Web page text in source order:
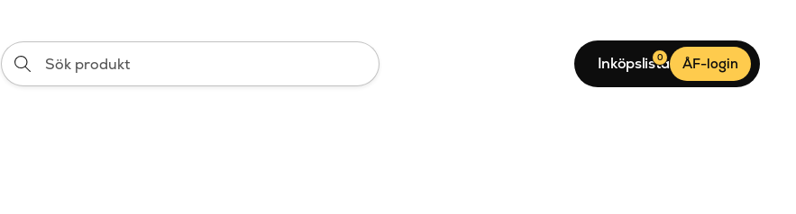
Sök
produkt
Inköpslista
0 ÅF-login